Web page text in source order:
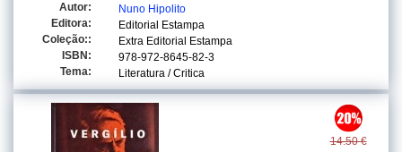
Autor:
Nuno Hipolito
Editora:
Editorial Estampa
Coleção::
Extra Editorial Estampa
ISBN:
978-972-8645-82-3
Tema:
Literatura / Critica
14.50 €